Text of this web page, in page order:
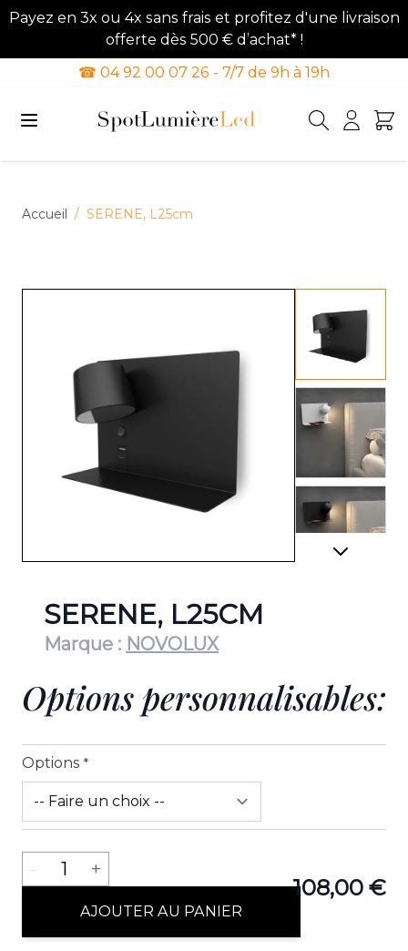
Payez en 3x ou 4x sans frais et profitez d'une livraison
offerte dès 500 € d’achat* !
☎ 04 92 00 07 26 - 7/7 de 9h à 19h
Accueil / SERENE, L25cm
View
View
View
SERENE, L25CM
Marque : NOVOLUX
Options personnalisables:
Options *
108,00 €
Quantité
- 1 +
AJOUTER AU PANIER